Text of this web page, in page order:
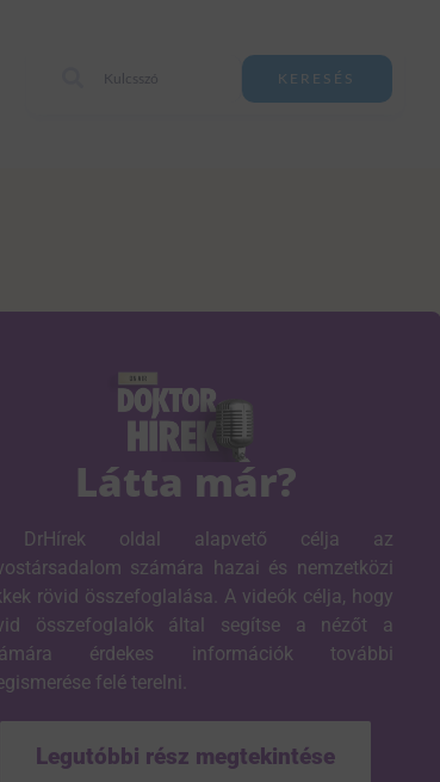
KERESÉS
Látta már?
DrHírek oldal alapvető célja az
számára hazai és nemzetközi
rövid összefoglalása. A videók célja, hogy
összefoglalók által segítse a nézőt a
érdekes információk további
felé terelni.
Legutóbbi rész megtekintése